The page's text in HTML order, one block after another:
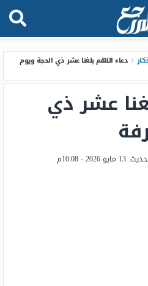
/ دعاء اللهم بلغنا عشر ذي الحجة ويوم
عشر ذي
13 مايو 2026 - 10:08م